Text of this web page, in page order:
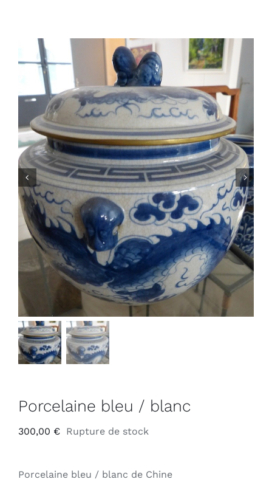
Porcelaine bleu / blanc
300,00 € Rupture de stock
Porcelaine bleu / blanc de Chine